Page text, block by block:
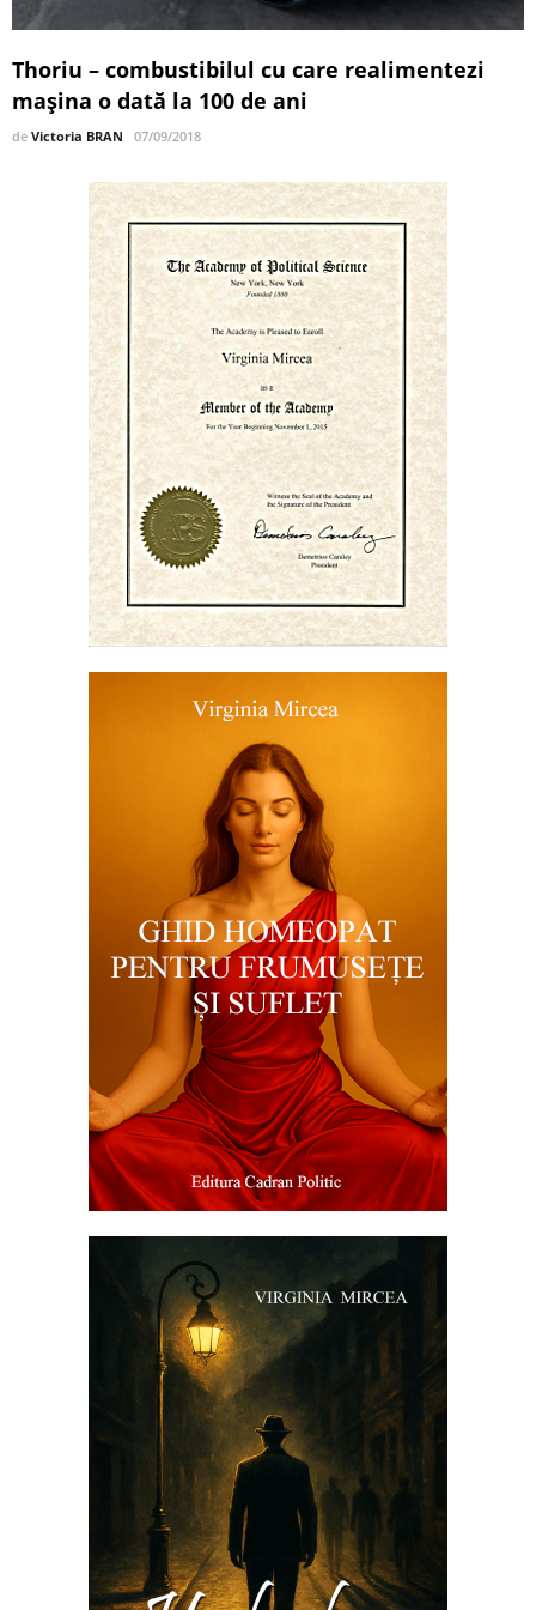
Thoriu – combustibilul cu care realimentezi
mașina o dată la 100 de ani
de Victoria BRAN 07/09/2018